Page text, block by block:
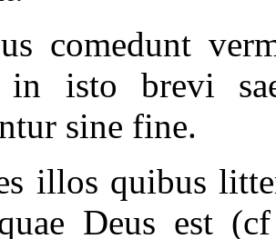
comedunt
in isto brevi
sine fine.
illos quibus
Deus est